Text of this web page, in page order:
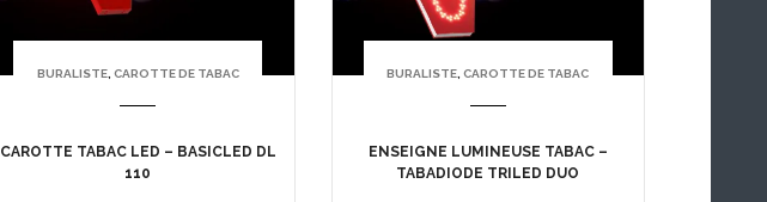
BURALISTE, CAROTTE DE TABAC
CAROTTE TABAC LED – BASICLED DL
110
BURALISTE ,CAROTTE DE TABAC
ENSEIGNE LUMINEUSE TABAC –
TABADIODE TRILED DUO